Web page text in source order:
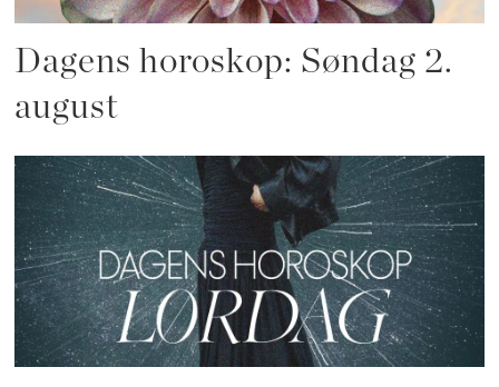
Dagens horoskop: Søndag 2.
august